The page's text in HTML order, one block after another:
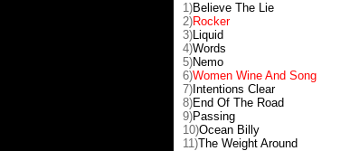
1)Believe The Lie
2)Rocker
3)Liquid
4)Words
5)Nemo
6)Women Wine And Song
7) Intentions Clear
8)End Of The Road
9)Passing
10)Ocean Billy
11)The Weight Around